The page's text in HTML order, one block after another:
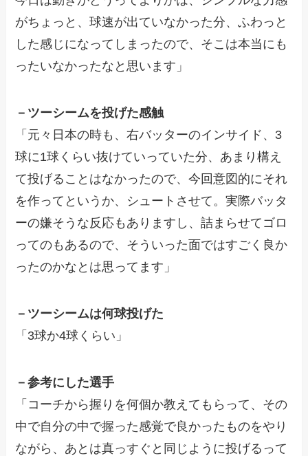
がちょっと、球速が出ていなかった分、ふわっと
した感じになってしまったので、そこは本当にも
ったいなかったなと思います」
－ツーシームを投げた感触
「元々日本の時も、右バッターのインサイド、3
球に1球くらい抜けていっていた分、あまり構え
て投げることはなかったので、今回意図的にそれ
を作ってというか、シュートさせて。実際バッタ
ーの嫌そうな反応もありますし、詰まらせてゴロ
ってのもあるので、そういった面ではすごく良か
ったのかなとは思ってます」
－ツーシームは何球投げた
「3球か4球くらい」
－参考にした選手
「コーチから握りを何個か教えてもらって、その
中で自分の中で握った感覚で良かったものをやり
ながら、あとは真っすぐと同じように投げるって